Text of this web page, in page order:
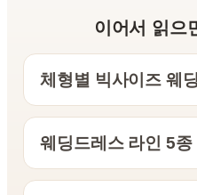
이어서 읽으
체형별 빅사이즈 웨
웨딩드레스 라인 5종